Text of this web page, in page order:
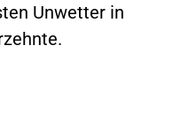
Unwetter in